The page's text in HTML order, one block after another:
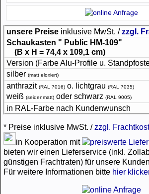
unsere Preise inklusive MwSt. /zzgl.
Schaukasten " Public HM-109"
(B x H = 74,4 x 109,1 cm)
Version (Farbe Alu-Profile u.
silber (matt eloxiert)
anthrazit (RAL 7016) o. lichtgrau (RAL 7035)
weiß (seidenmatt) oder schwarz (RAL 9005)
in RAL-Farbe nach Kundenwunsch
* Preise inklusive MwSt. /zzgl.
in Kooperation mit
bieten wir einen Lieferservice (inkl.
günstigen Frachtraten) für unsere
Für weitere Informationen bitte hier